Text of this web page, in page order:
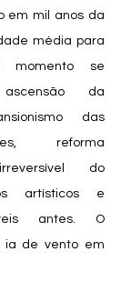
em mil anos da
média para
se
da
das
reforma
do
artísticos e
antes. O
ia de vento em